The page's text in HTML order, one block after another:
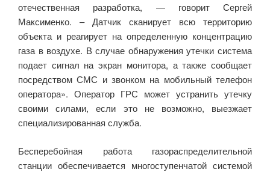
отечественная разработка, — говорит Сергей
Максименко. – Датчик сканирует всю территорию
объекта и реагирует на определенную концентрацию
газа в воздухе. В случае обнаружения утечки система
подает сигнал на экран монитора, а также сообщает
посредством СМС и звонком на мобильный телефон
оператора». Оператор ГРС может устранить утечку
своими силами, если это не возможно, выезжает
специализированная служба.
Бесперебойная работа газораспределительной
станции обеспечивается многоступенчатой системой